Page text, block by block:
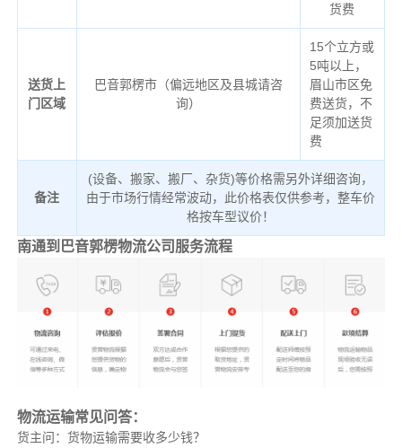
货费
送货上
门区域
巴音郭楞市（偏远地区及县城请咨
询）
15个立方或
5吨以上，
眉山市区免
费送货，不
足须加送货
费
备注
(设备、搬家、搬厂、杂货)等价格需另外详细咨询，
由于市场行情经常波动，此价格表仅供参考，整车价
格按车型议价！
南通到巴音郭楞物流公司服务流程
物流运输常见问答：
货主问：货物运输需要收多少钱？